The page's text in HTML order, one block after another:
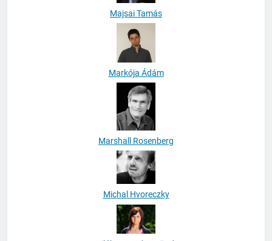
Majsai Tamás
Markója Ádám
Marshall Rosenberg
Michal Hvoreczky